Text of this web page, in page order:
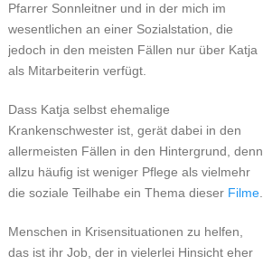
Pfarrer Sonnleitner und in der mich im
wesentlichen an einer Sozialstation, die
jedoch in den meisten Fällen nur über Katja
als Mitarbeiterin verfügt.
Dass Katja selbst ehemalige
Krankenschwester ist, gerät dabei in den
allermeisten Fällen in den Hintergrund, denn
allzu häufig ist weniger Pflege als vielmehr
die soziale Teilhabe ein Thema dieser Filme.
Menschen in Krisensituationen zu helfen,
das ist ihr Job, der in vielerlei Hinsicht eher